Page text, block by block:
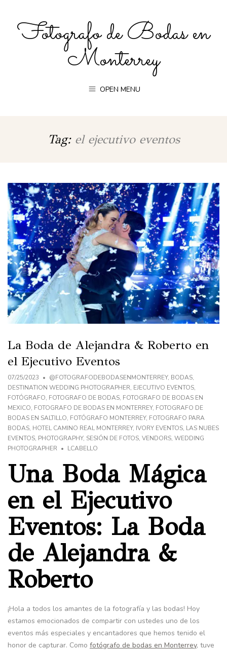
Fotografo de Bodas en
Monterrey
OPEN MENU
Tag: el ejecutivo eventos
La Boda de Alejandra & Roberto en
el Ejecutivo Eventos
07/25/2023 @FOTOGRAFODEBODASENMONTERREY, BODAS,
DESTINATION WEDDING PHOTOGRAPHER, EJECUTIVO EVENTOS,
FOTÓGRAFO, FOTOGRAFO DE BODAS, FOTOGRAFO DE BODAS EN
MEXICO, FOTOGRAFO DE BODAS EN MONTERREY, FOTOGRAFO DE
BODAS EN SALTILLO, FOTÓGRAFO MONTERREY, FOTOGRAFO PARA
BODAS, HOTEL CAMINO REAL MONTERREY, IVORY EVENTOS, LAS NUBES
EVENTOS, PHOTOGRAPHY, SESIÓN DE FOTOS, VENDORS, WEDDING
PHOTOGRAPHER
LCABELLO
Una Boda Mágica
en el Ejecutivo
Eventos: La Boda
de Alejandra &
Roberto
¡Hola a todos los amantes de la fotografía y las bodas! Hoy
estamos emocionados de compartir con ustedes uno de los
eventos más especiales y encantadores que hemos tenido el
honor de capturar. Como fotógrafo de bodas en Monterrey, tuve